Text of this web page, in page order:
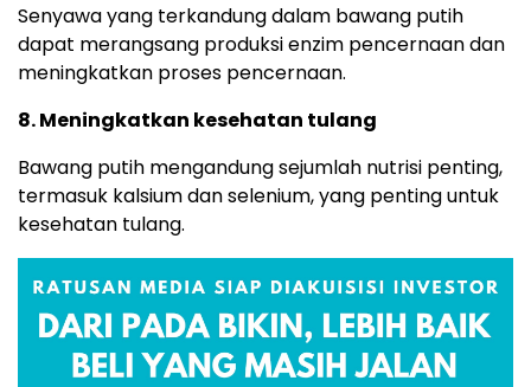
Senyawa yang terkandung dalam bawang putih
dapat merangsang produksi enzim pencernaan dan
meningkatkan proses pencernaan.
8. Meningkatkan kesehatan tulang
Bawang putih mengandung sejumlah nutrisi penting,
termasuk kalsium dan selenium, yang penting untuk
kesehatan tulang.